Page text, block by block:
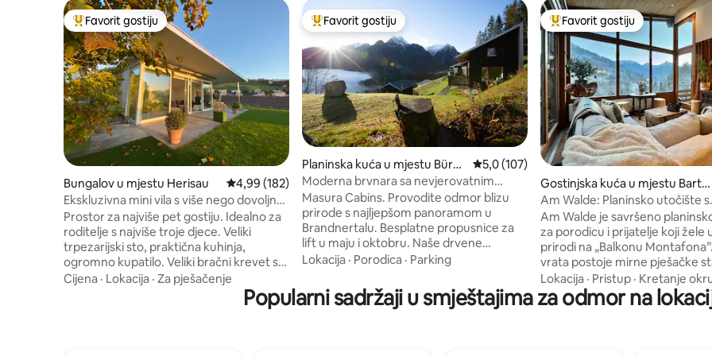
Glavni favorit gostiju
Favorit gostiju
Bungalov u mjestu Herisau Prosječna ocjena: 4,99 od 5, recenzija: 182
4,99 (182)
Ekskluzivna mini vila s više nego dovoljno
prostora
Prostor za najviše pet gostiju. Idealno za
roditelje s najviše troje djece. Veliki
trpezarijski sto, praktična kuhinja,
ogromno kupatilo. Veliki bračni krevet s
oprugama, dvije odvojene deke i udoban
kauč za spavanje. Dva odvojena kreveta
za jednu osobu u dnevnoj sobi. Aparat za
Cijena · Lokacija · Za pješačenje
Glavni favorit gostiju
Favorit gostiju
Planinska kuća u mjestu Bürse
rberg
Prosječna ocjena: 5,0 od 5, recenzija: 107
5,0 (107)
Moderna brvnara sa nevjerovatnim
panoramskim pogledom
Masura Cabins. Provodite odmor blizu
prirode s najljepšom panoramom u
Brandnertalu. Besplatne propusnice za
lift u maju i oktobru. Naše drvene
planinske kuće izgradili su regionalni
Klostertal i planine Brandnertala. Ugodno
gnijezdo za uživanje u malim trenucima i
Lokacija · Porodica · Parking
Glavni favorit gostiju
Favorit gostiju
Gostinjska kuća u mjestu Barth
olomäberg
Am Walde: Planinsko utočište s
prekrasnim pogledom
Am Walde je savršeno
za porodicu i prijatelje koji žele
prirodi na „Balkonu Montafona”. Od vaših
vrata postoje mirne pješačke
vas vode sve do Itonskopfa i
Kappelbahn udaljene samo 5
vožnje. Birajte gljive u čarobnoj šumi,
Lokacija · Pristup · Kretanje
Popularni sadržaji u smještajima za odmor na